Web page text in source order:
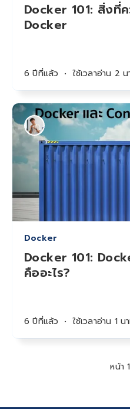
Docker 101: สิ่งที่
Docker
6 ปีที่แล้ว • ใช้เวลาอ่าน 2 น
Docker
Docker 101:
คืออะไร​?
6 ปีที่แล้ว • ใช้เวลาอ่าน 1 น
หน้า